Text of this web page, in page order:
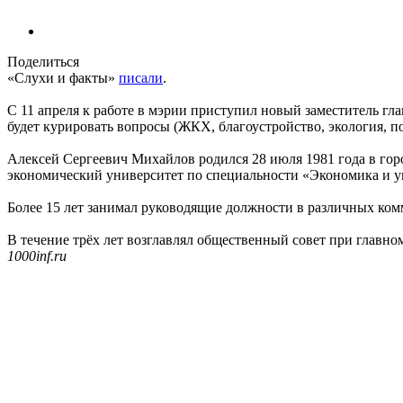
Поделиться
«Слухи и факты» писали.
С 11 апреля к работе в мэрии приступил новый заместитель
будет курировать вопросы (ЖКХ, благоустройство, экология,
Алексей Сергеевич Михайлов родился 28 июля 1981 года в
экономический университет по специальности «Экономика и
Более 15 лет занимал руководящие должности в различных
В течение трёх лет возглавлял общественный совет при
1000inf.ru